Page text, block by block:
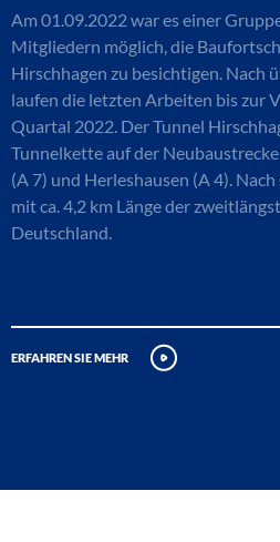
Am 01.09.2022 war es einer
Mitgliedern möglich, die
Hirschhagen zu besichtigen. Nach
laufen die letzten Arbeiten bis zur
Quartal 2022. Der Tunnel
Tunnelkette auf der
(A 7) und Herleshausen (A 4).
mit ca. 4,2 km Länge der
Deutschland.
erfahren sie mehr